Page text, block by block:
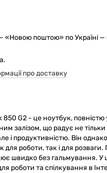
«Новою поштою» по Україні
про доставку
850 G2 - це ноутбук,
залізом, що радує не тільки
і продуктивністю. Він
для роботи, так і для
швидко без гальмування. У
роботи та спілкування в